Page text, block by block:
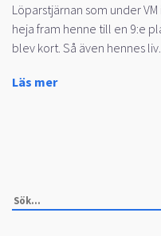
Löparstjärnan som under
heja fram henne till en 9:e
blev kort. Så även hennes liv.
Läs mer